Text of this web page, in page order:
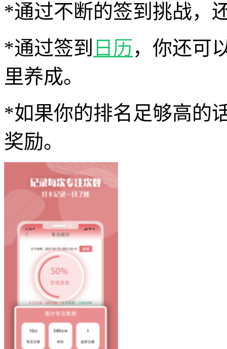
*通过不断的签到挑战，
*通过签到 日历，你还可
里养成。
*如果你的排名足够高的
奖励。